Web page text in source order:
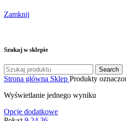
Zamknij
Szukaj w sklepie
Search
Strona główna Sklep Produkty
Wyświetlanie jednego wyniku
Opcje dodatkowe